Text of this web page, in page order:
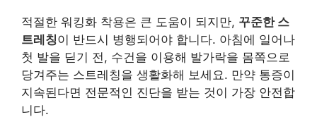
적절한 워킹화 착용은 큰 도움이 되지만, 꾸준한 스
트레칭이 반드시 병행되어야 합니다. 아침에 일어나
첫 발을 딛기 전, 수건을 이용해 발가락을 몸쪽으로
당겨주는 스트레칭을 생활화해 보세요. 만약 통증이
지속된다면 전문적인 진단을 받는 것이 가장 안전합
니다.